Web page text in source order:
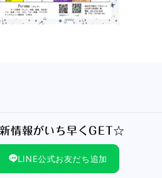
情報がいち早くGET☆
LINE公式お友だち追加